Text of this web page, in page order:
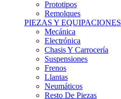
Prototipos
Remolques
PIEZAS Y EQUIPACIONES
Mecánica
Electrónica
Chasis Y Carrocería
Suspensiones
Frenos
Llantas
Neumáticos
Resto De Piezas